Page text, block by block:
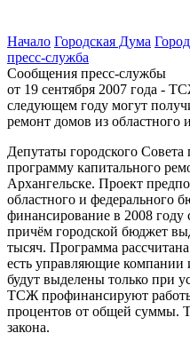
Начало Городская Дума
пресс-cлужба
Сообщения пресс-службы
от 19 сентября 2007 года -
следующем году могут
ремонт домов из областного
Депутаты городского
программу капитального
Архангельске. Проект
областного и федерального
финансирование в 2008 году
причём городской бюджет
тысяч. Программа
есть управляющие
будут выделены только при
ТСЖ профинансируют
процентов от общей суммы.
закона.